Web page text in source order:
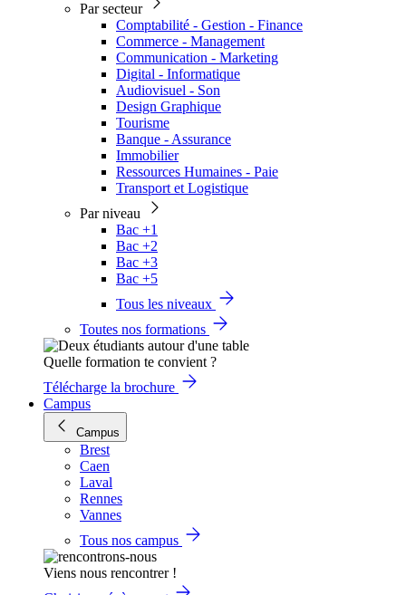
Par secteur
Comptabilité - Gestion - Finance
Commerce - Management
Communication - Marketing
Digital - Informatique
Audiovisuel - Son
Design Graphique
Tourisme
Banque - Assurance
Immobilier
Ressources Humaines - Paie
Transport et Logistique
Par niveau
Bac +1
Bac +2
Bac +3
Bac +5
Tous les niveaux
Toutes nos formations
Quelle formation te convient ?
Télécharge la brochure
Campus
Campus
Brest
Caen
Laval
Rennes
Vannes
Tous nos campus
Viens nous rencontrer !